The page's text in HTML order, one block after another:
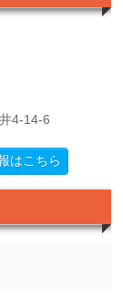
4-14-6
はこちら